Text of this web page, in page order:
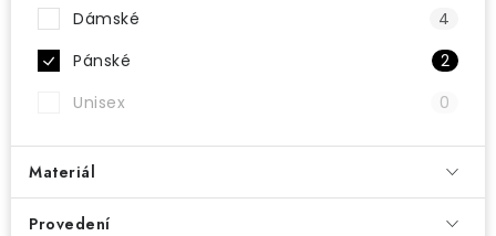
Dámské
4
Pánské
2
Unisex
0
Materiál
Provedení